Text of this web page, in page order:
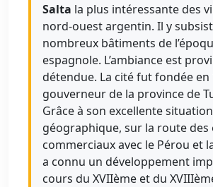
Salta la plus intéressante des
nord-ouest argentin. Il y
nombreux bâtiments de
espagnole. L’ambiance est
détendue. La cité fut fondée en
gouverneur de la province de
Grâce à son excellente situation
géographique, sur la route des
commerciaux avec le Pérou et
a connu un développement
cours du XVIIème et du